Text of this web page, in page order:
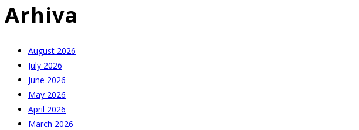
Arhiva
August 2026
July 2026
June 2026
May 2026
April 2026
March 2026